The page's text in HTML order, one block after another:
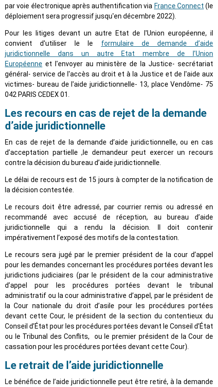
par voie électronique après authentification via France Connect (le
déploiement sera progressif jusqu'en décembre 2022).
Pour les litiges devant un autre Etat de l'Union européenne, il
convient d'utiliser le le formulaire de demande d’aide
juridictionnelle dans un autre Etat membre de l’Union
Européenne et l'envoyer au ministère de la Justice- secrétariat
général- service de l'accès au droit et à la Justice et de l'aide aux
victimes- bureau de l'aide juridictionnelle- 13, place Vendôme- 75
042 PARIS CEDEX 01.
Les recours en cas de rejet de la demande
d’aide juridictionnelle
En cas de rejet de la demande d’aide juridictionnelle, ou en cas
d’acceptation partielle ,le demandeur peut exercer un recours
contre la décision du bureau d’aide juridictionnelle.
Le délai de recours est de 15 jours à compter de la notification de
la décision contestée.
Le recours doit être adressé, par courrier remis ou adressé en
recommandé avec accusé de réception, au bureau d’aide
juridictionnelle qui a rendu la décision. Il doit contenir
impérativement l’exposé des motifs de la contestation.
Le recours sera jugé par le premier président de la cour d’appel
pour les demandes concernant les procédures portées devant les
juridictions judiciaires (par le président de la cour administrative
d’appel pour les procédures portées devant le tribunal
administratif ou la cour administrative d’appel, par le président de
la Cour nationale du droit d’asile pour les procédures portées
devant cette Cour, le président de la section du contentieux du
Conseil d’État pour les procédures portées devant le Conseil d’État
ou le Tribunal des Conflits, ou le premier président de la Cour de
cassation pour les procédures portées devant cette Cour).
Le retrait de l’aide juridictionnelle
Le bénéfice de l’aide juridictionnelle peut être retiré, à la demande